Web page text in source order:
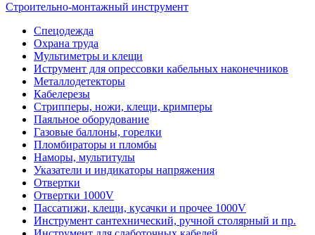
Строительно-монтажный инструмент
Спецодежда
Охрана труда
Мультиметры и клещи
Иструмент для опрессовки кабельных наконечников
Металлодетекторы
Кабелерезы
Стрипперы, ножи, клещи, кримперы
Паяльное оборудование
Газовые баллоны, горелки
Пломбираторы и пломбы
Наморы, мультитулы
Указатели и индикаторы напряжения
Отвертки
Отвертки 1000V
Пассатижи, клещи, кусачки и прочее 1000V
Инструмент сантехнический, ручной столярный и пр.